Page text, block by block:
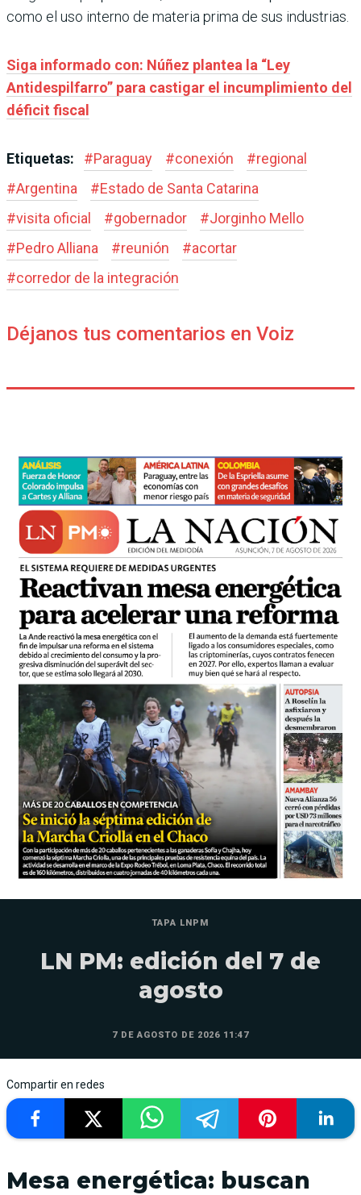
como el uso interno de materia prima de sus industrias.
Siga informado con: Núñez plantea la “Ley
Antidespilfarro” para castigar el incumplimiento del
déficit fiscal
Etiquetas: #Paraguay #conexión #regional
#Argentina #Estado de Santa Catarina
#visita oficial #gobernador #Jorginho Mello
#Pedro Alliana #reunión #acortar
#corredor de la integración
Déjanos tus comentarios en Voiz
TAPA LNPM
LN PM: edición del 7 de
agosto
7 DE AGOSTO DE 2026 11:47
Compartir en redes
Mesa energética: buscan